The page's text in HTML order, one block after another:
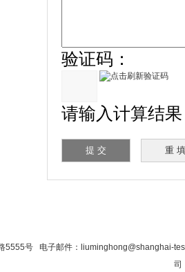
验证码：
请输入计算结果
路5555号 电子邮件：liuminghong@shanghai-
司